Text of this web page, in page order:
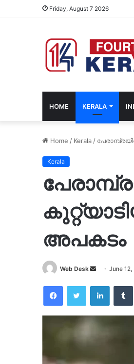
Friday, August 7 2026
HOME KERALA
Home / Kerala /
Kerala
അപകടം
Web Desk
Send
email
June 12,
FacebookTwitter LinkedIn